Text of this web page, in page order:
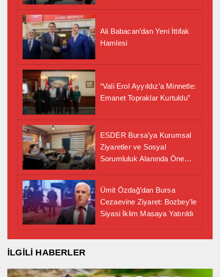
Ali Babacan’dan Yeni İttifak
Hamlesi
“Vali Erol Ayyıldız’a Minnetle:
Emanet Topraklar Kurtuldu”
ESDER Bursa’ya Kurumsal
Ziyaretler ve Sosyal
Sorumluluk Alanında Önemli
Ümit Özdağ’dan Bursa
Cezaevine Ziyaret: Bozbey’le
Siyasi İklim Masaya Yatırıldı
İLGİLİ HABERLER